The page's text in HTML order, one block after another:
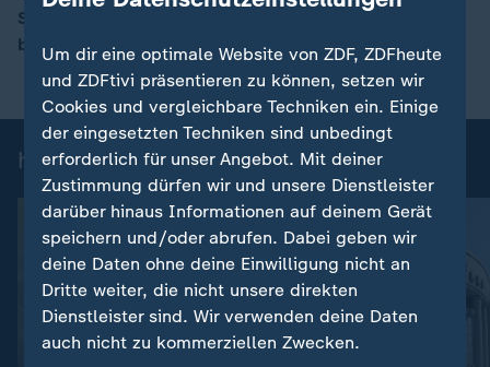
Schweden. ZDF-Korrespondentin Isabelle Schaefers
berichtet.
heute 19:00 Uhr: Einzelbeiträge
Um dir eine optimale Website von ZDF, ZDFheute
und ZDFtivi präsentieren zu können, setzen wir
Cookies und vergleichbare Techniken ein. Einige
der eingesetzten Techniken sind unbedingt
erforderlich für unser Angebot. Mit deiner
Zustimmung dürfen wir und unsere Dienstleister
darüber hinaus Informationen auf deinem Gerät
speichern und/oder abrufen. Dabei geben wir
deine Daten ohne deine Einwilligung nicht an
Dritte weiter, die nicht unsere direkten
Dienstleister sind. Wir verwenden deine Daten
auch nicht zu kommerziellen Zwecken.